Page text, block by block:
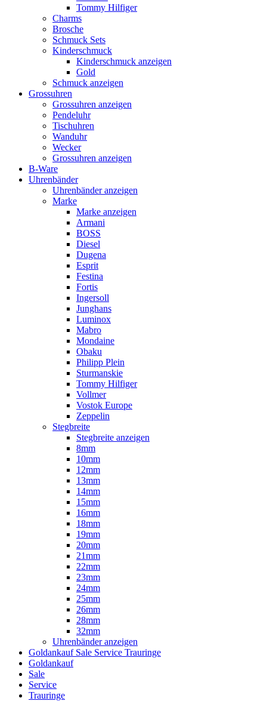
Tommy Hilfiger
Charms
Brosche
Schmuck Sets
Kinderschmuck
Kinderschmuck anzeigen
Gold
Schmuck anzeigen
Grossuhren
Grossuhren anzeigen
Pendeluhr
Tischuhren
Wanduhr
Wecker
Grossuhren anzeigen
B-Ware
Uhrenbänder
Uhrenbänder anzeigen
Marke
Marke anzeigen
Armani
BOSS
Diesel
Dugena
Esprit
Festina
Fortis
Ingersoll
Junghans
Luminox
Mabro
Mondaine
Obaku
Philipp Plein
Sturmanskie
Tommy Hilfiger
Vollmer
Vostok Europe
Zeppelin
Stegbreite
Stegbreite anzeigen
8mm
10mm
12mm
13mm
14mm
15mm
16mm
18mm
19mm
20mm
21mm
22mm
23mm
24mm
25mm
26mm
28mm
32mm
Uhrenbänder anzeigen
Goldankauf Sale Service Trauringe
Goldankauf
Sale
Service
Trauringe